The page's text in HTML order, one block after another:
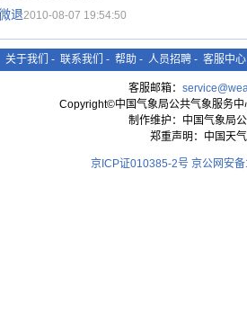
退2010-08-07 19:54:50
关于我们 - 联系我们 - 帮助 - 人员招聘 - 客服中心
客服邮箱：
Copyright©中国气象局公共气象服务
制作维护：中国气象局
郑重声明：中国天
京ICP证010385-2号 京公网安